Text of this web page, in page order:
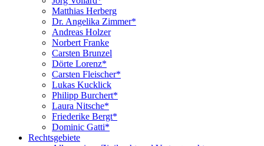
Matthias Herberg
Dr. Angelika Zimmer*
Andreas Holzer
Norbert Franke
Carsten Brunzel
Dörte Lorenz*
Carsten Fleischer*
Lukas Kucklick
Philipp Burchert*
Laura Nitsche*
Friederike Bergt*
Dominic Gatti*
Rechtsgebiete